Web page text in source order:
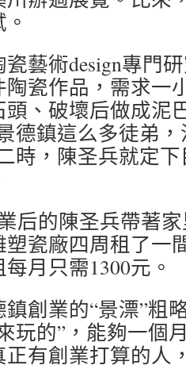
藝術design專門
瓷作品，需求一
、破壞后做成泥
德鎮這么多徒弟
時，陳圣兵就定
后的陳圣兵帶著
瓷廠四周租了一
月只需1300元。
創業的“景漂”粗
玩的”，能夠一個
有創業打算的人